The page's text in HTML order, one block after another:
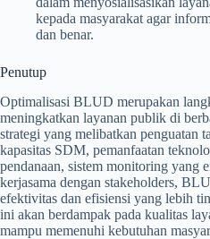
kepada masyarakat agar
dan benar.
Penutup
Optimalisasi BLUD merupakan
meningkatkan layanan publik di
strategi yang melibatkan penguatan
kapasitas SDM, pemanfaatan
pendanaan, sistem monitoring yang
kerjasama dengan stakeholders,
efektivitas dan efisiensi yang lebih
ini akan berdampak pada kualitas
mampu memenuhi kebutuhan